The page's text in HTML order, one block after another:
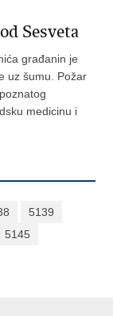
Sesveta
građanin je
uz šumu. Požar
medicinu i
5139
5145